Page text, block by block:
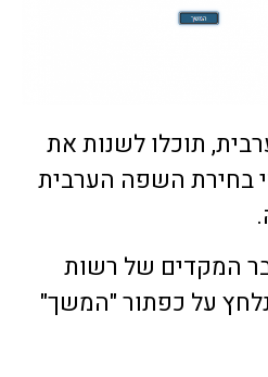
תוכלו לשנות את
בחירת השפה הערבית
המקדים של רשות
על כפתור "המשך"